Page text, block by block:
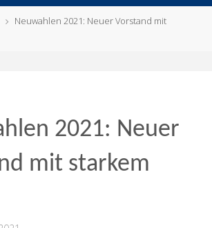
Neuwahlen 2021: Neuer Vorstand mit
2021: Neuer
mit starkem